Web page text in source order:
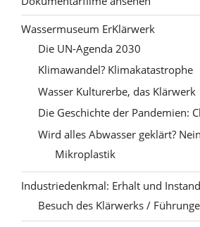
Wassermuseum ErKlärwerk
Die UN-Agenda 2030
Klimawandel? Klimakatastrophe
Wasser Kulturerbe, das Klärwerk
Die Geschichte der Pandemien:
Wird alles Abwasser geklärt?
Mikroplastik
Industriedenkmal: Erhalt und
Besuch des Klärwerks /